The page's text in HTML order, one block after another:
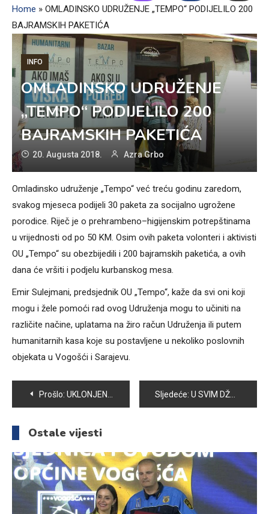
Home » OMLADINSKO UDRUŽENJE „TEMPO“ PODIJELILO 200
BAJRAMSKIH PAKETIĆA
INFO
OMLADINSKO UDRUŽENJE
„TEMPO“ PODIJELILO 200
BAJRAMSKIH PAKETIĆA
20. Augusta 2018. Azra Grbo
Omladinsko udruženje „Tempo“ već treću godinu zaredom,
svakog mjeseca podijeli 30 paketa za socijalno ugrožene
porodice. Riječ je o prehrambeno–higijenskim potrepštinama
u vrijednosti od po 50 KM. Osim ovih paketa volonteri i aktivisti
OU „Tempo“ su obezbijedili i 200 bajramskih paketića, a ovih
dana će vršiti i podjelu kurbanskog mesa.
Emir Sulejmani, predsjednik OU „Tempo“, kaže da svi oni koji
mogu i žele pomoći rad ovog Udruženja mogu to učiniti na
različite načine, uplatama na žiro račun Udruženja ili putem
humanitarnih kasa koje su postavljene u nekoliko poslovnih
objekata u Vogošći i Sarajevu.
Navigacija
članaka
Prošlo: UKLONJENA STABLA KOJA SU UGROŽAVALA SIGURNOST UČENIKA OŠ “PORODICE EF. RAMIĆ” Sljedeće: U SVIM DŽAMIJAMA U VOGOŠĆI KLANJAN BAJRAM-NAMAZ
Ostale vijesti